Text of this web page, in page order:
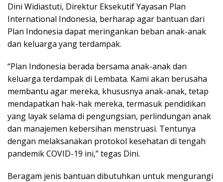
Dini Widiastuti, Direktur Eksekutif Yayasan Plan
International Indonesia, berharap agar bantuan dari
Plan Indonesia dapat meringankan beban anak-anak
dan keluarga yang terdampak.
“Plan Indonesia berada bersama anak-anak dan
keluarga terdampak di Lembata. Kami akan berusaha
membantu agar mereka, khususnya anak-anak, tetap
mendapatkan hak-hak mereka, termasuk pendidikan
yang layak selama di pengungsian, perlindungan anak
dan manajemen kebersihan menstruasi. Tentunya
dengan melaksanakan protokol kesehatan di tengah
pandemik COVID-19 ini,” tegas Dini.
Beragam jenis bantuan dibutuhkan untuk mengurangi